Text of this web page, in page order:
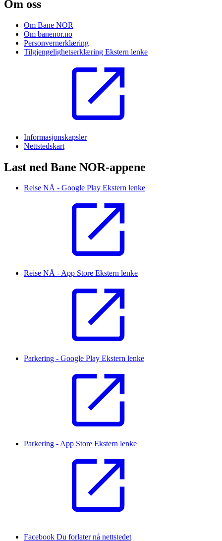
Om oss
Om Bane NOR
Om banenor.no
Personvernerklæring
Tilgjengelighetserklæring Ekstern lenke
Informasjonskapsler
Nettstedskart
Last ned Bane NOR-appene
Reise NÅ - Google Play Ekstern lenke
Reise NÅ - App Store Ekstern lenke
Parkering - Google Play Ekstern lenke
Parkering - App Store Ekstern lenke
Facebook Du forlater nå nettstedet